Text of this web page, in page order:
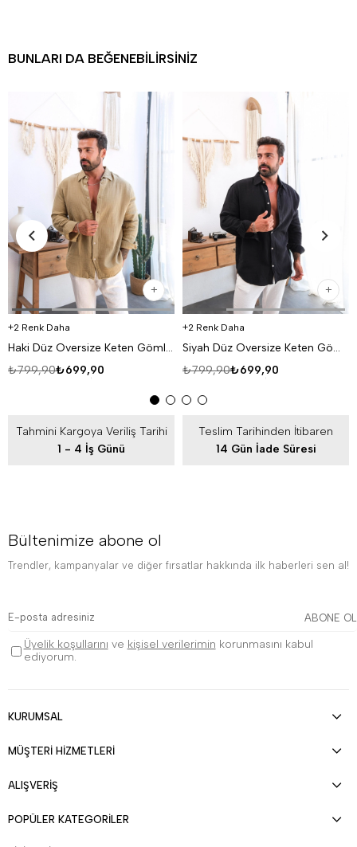
BUNLARI DA BEĞENEBILIRSINIZ
2 Renk Daha
Haki Düz Oversize Keten Gömlek VS4050
₺699,90
₺799,90
2 Renk Daha
Siyah Düz Oversize Keten Gömlek VS4050
₺699,90
₺799,90
Tahmini Kargoya Veriliş Tarihi
1 - 4 İş Günü
Teslim Tarihinden İtibaren
14 Gün İade Süresi
Bültenimize abone ol
Trendler, kampanyalar ve diğer fırsatlar hakkında ilk haberleri sen al!
ABONE OL
Üyelik koşullarını ve kişisel verilerimin korunmasını kabul
ediyorum.
KURUMSAL
MÜŞTERİ HİZMETLERİ
ALIŞVERİŞ
POPÜLER KATEGORİLER